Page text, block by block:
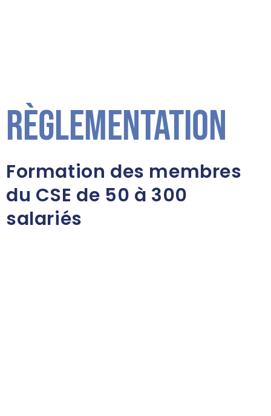
Règlementation
Formation des membres
du CSE de 50 à 300
salariés